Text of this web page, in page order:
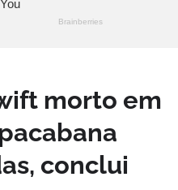
morto em
conclui